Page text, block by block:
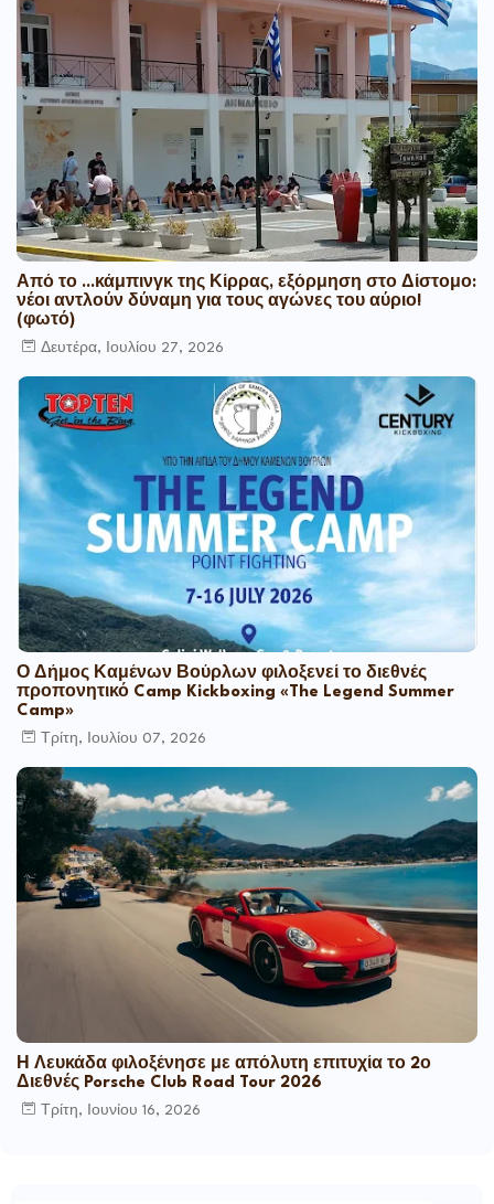
Από το ...κάμπινγκ της Κίρρας, εξόρμηση στο Δίστομο:
νέοι αντλούν δύναμη για τους αγώνες του αύριο!
(φωτό)
Δευτέρα, Ιουλίου 27, 2026
Ο Δήμος Καμένων Βούρλων φιλοξενεί το διεθνές
προπονητικό Camp Kickboxing «The Legend Summer
Camp»
Τρίτη, Ιουλίου 07, 2026
Η Λευκάδα φιλοξένησε με απόλυτη επιτυχία το 2ο
Διεθνές Porsche Club Road Tour 2026
Τρίτη, Ιουνίου 16, 2026